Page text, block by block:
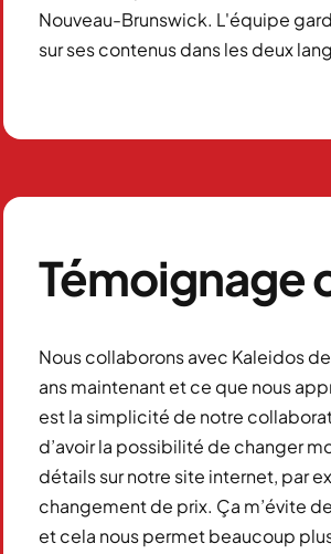
Nouveau-Brunswick. L'équipe
sur ses contenus dans les deux
Témoignage
Nous collaborons avec Kaleidos
ans maintenant et ce que nous
est la simplicité de notre
d’avoir la possibilité de changer
détails sur notre site internet, par
changement de prix. Ça m’évite
et cela nous permet beaucoup